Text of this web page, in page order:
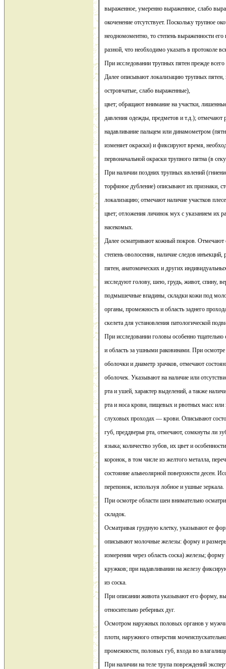
выраженное, умеренно выраженное, слабо
окоченение отсутствует. Поскольку трупное
неодномоментно, то степень выраженности
разной, что необходимо указать в протоколе
При исследовании трупных пятен прежде
Далее описывают локализацию трупных пятен,
островчатые, слабо выраженные),
цвет; обращают внимание на участки,
давления одежды, предметов и т.д.); отмечают
надавливание пальцем или динамометром
изменяет окраски) и фиксируют время,
первоначальной окраски трупного пятна (в
При наличии поздних трупных явлений
торфяное дубление) описывают их признаки,
локализацию; отмечают наличие участков
цвет; отложения личинок мух с указанием их
насекомых.
Далее осматривают кожный покров. Отмечают
степень оволосения, наличие следов
пятен, анатомических и других
исследуют голову, шею, грудь, живот, спину,
подмышечные впадины, складки кожи под
органы, промежность и область заднего
скелета для установления патологической
При исследовании головы особенно
и область за ушными раковинами. При
оболочки и диаметр зрачков, отмечают
оболочек. Указывают на наличие или
рта и ушей, характер выделений, а также
рта и носа крови, пищевых и рвотных масс
слуховых проходах — крови. Описывают
губ, преддверья рта, отмечают, сомкнуты ли
языка; количество зубов, их цвет и
коронок, в том числе из желтого металла,
состояние альвеолярной поверхности десен.
перепонок, используя лобное и ушные зеркала.
При осмотре области шеи внимательно
складок.
Осматривая грудную клетку, указывают ее
описывают молочные железы: форму и
измерения через область соска) железы;
кружков; при надавливании на железу
из соска.
При описании живота указывают его форму,
относительно реберных дуг.
Осмотром наружных половых органов у
плоти, наружного отверстия
промежности, половых губ, входа во
При наличии на теле трупа повреждений